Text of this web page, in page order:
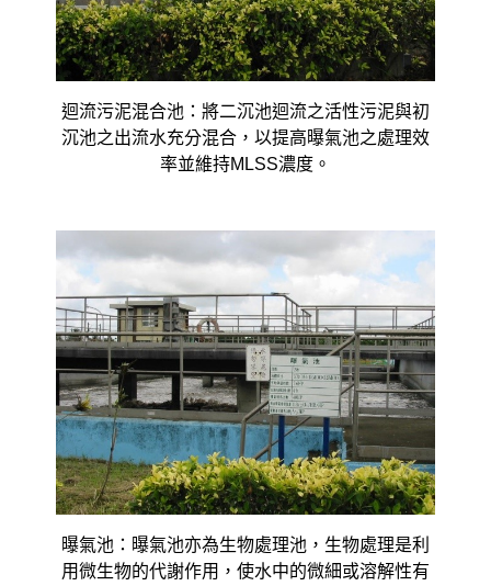
迴流污泥混合池：將二沉池迴流之活性污泥與初
沉池之出流水充分混合，以提高曝氣池之處理效
率並維持MLSS濃度。
曝氣池：曝氣池亦為生物處理池，生物處理是利
用微生物的代謝作用，使水中的微細或溶解性有